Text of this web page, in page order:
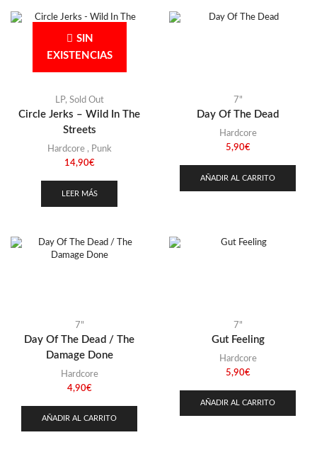
SIN
EXISTENCIAS
LP, Sold Out
Circle Jerks – Wild In The
Streets
Hardcore, Punk
14,90€
LEER MÁS
7"
Day Of The Dead
Hardcore
5,90€
AÑADIR AL CARRITO
7"
Day Of The Dead / The
Damage Done
Hardcore
4,90€
AÑADIR AL CARRITO
7"
Gut Feeling
Hardcore
5,90€
AÑADIR AL CARRITO